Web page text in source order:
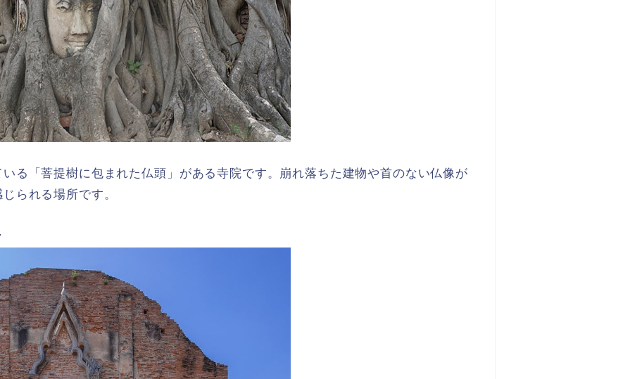
る「菩提樹に包まれた仏頭」がある寺院です。崩れ落ちた建物や首のない仏像が
られる場所です。